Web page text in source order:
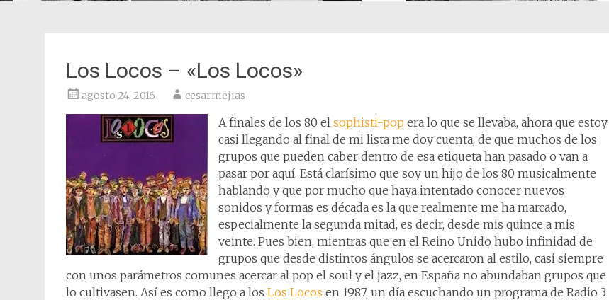
Los Locos – «Los Locos»
agosto 24, 2016 cesarmejias
A finales de los 80 el sophisti-pop era lo que se llevaba, ahora que estoy
casi llegando al final de mi lista me doy cuenta, de que muchos de los
grupos que pueden caber dentro de esa etiqueta han pasado o van a
pasar por aquí. Está clarísimo que soy un hijo de los 80 musicalmente
hablando y que por mucho que haya intentado conocer nuevos
sonidos y formas es década es la que realmente me ha marcado,
especialmente la segunda mitad, es decir, desde mis quince a mis
veinte. Pues bien, mientras que en el Reino Unido hubo infinidad de
grupos que desde distintos ángulos se acercaron al estilo, casi siempre
con unos parámetros comunes acercar al pop el soul y el jazz, en España no abundaban grupos que
lo cultivasen. Así es como llego a los Los Locos en 1987, un día escuchando un programa de Radio 3